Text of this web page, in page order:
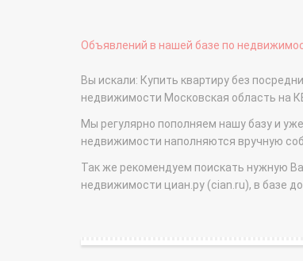
Объявлений в нашей базе по
Вы искали: Купить квартиру без
недвижимости Московская область на
Мы регулярно пополняем нашу базу и
недвижимости наполняются вручную
Так же рекомендуем поискать нужную
недвижимости циан.ру (cian.ru), в базе